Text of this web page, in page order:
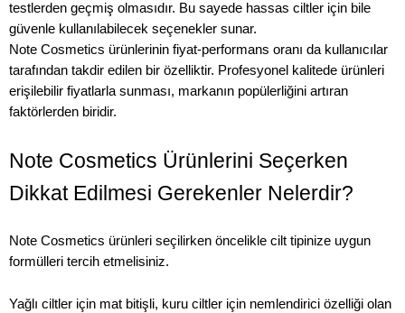
testlerden geçmiş olmasıdır. Bu sayede hassas ciltler için bile
güvenle kullanılabilecek seçenekler sunar.
Note Cosmetics ürünlerinin fiyat-performans oranı da kullanıcılar
tarafından takdir edilen bir özelliktir. Profesyonel kalitede ürünleri
erişilebilir fiyatlarla sunması, markanın popülerliğini artıran
faktörlerden biridir.
Note Cosmetics Ürünlerini Seçerken
Dikkat Edilmesi Gerekenler Nelerdir?
Note Cosmetics ürünleri seçilirken öncelikle cilt tipinize uygun
formülleri tercih etmelisiniz.
Yağlı ciltler için mat bitişli, kuru ciltler için nemlendirici özelliği olan